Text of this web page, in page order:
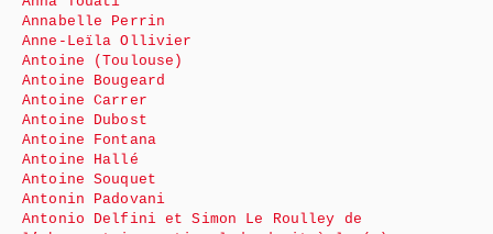
Annabelle Perrin
Anne-Leïla Ollivier
Antoine (Toulouse)
Antoine Bougeard
Antoine Carrer
Antoine Dubost
Antoine Fontana
Antoine Hallé
Antoine Souquet
Antonin Padovani
Antonio Delfini et Simon Le Roulley de